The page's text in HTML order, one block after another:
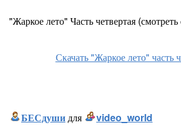
"Жаркое лето" Часть четвертая
Скачать "Жаркое лето" часть
БЕСдушидля video_world